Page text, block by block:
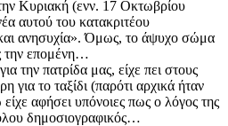
Κυριακή (ενν. 17 Οκτωβρίου
αυτού του κατακριτέου
ανησυχία». Όμως, το άψυχο σώμα
την επομένη…
την πατρίδα μας, είχε πει στους
για το ταξίδι (παρότι αρχικά ήταν
αφήσει υπόνοιες πως ο λόγος της
δημοσιογραφικός…